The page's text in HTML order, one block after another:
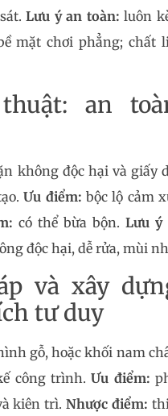
Lưu ý an toàn: luôn
mặt chơi phẳng; chất
an
không độc hại và giấy
Ưu điểm: bộc lộ cảm
có thể bừa bộn. Lưu ý
độc hại, dễ rửa, mùi
và xây
tư duy
gỗ, hoặc khối nam
công trình.Ưu điểm:
kiên trì.Nhược điểm: